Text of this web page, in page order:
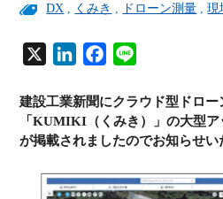
DX , くみき , ドローン測量 ,現
X
n
k
e
d
I
c
e
b
o
o
n
e
建設工業新聞にクラウド型ドロー
「KUMIKI（くみき）」の大型
が掲載されましたのでお知らせい